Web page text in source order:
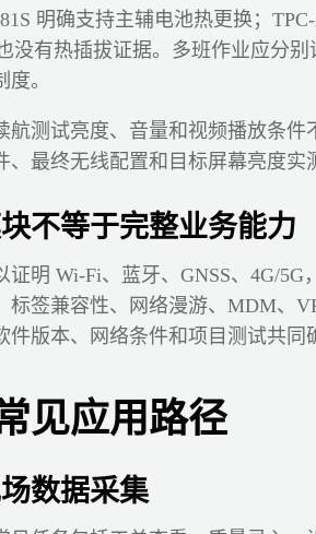
明确支持主辅电池热更换；
没有热插拔证据。多班作业应分
。
航测试亮度、音量和视频播放条
、最终无线配置和目标屏幕亮度实
不等于完整业务能力
证明 Wi-Fi、蓝牙、GNSS、4G/
标签兼容性、网络漫游、MDM、
件版本、网络条件和项目测试共同
见应用路径
数据采集